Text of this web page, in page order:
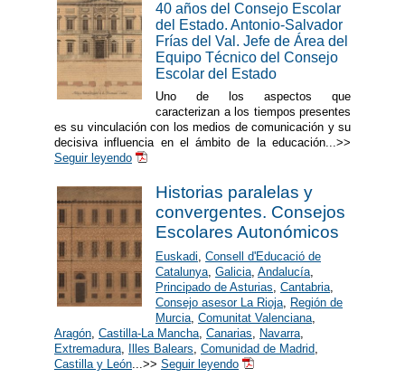
40 años del Consejo Escolar
del Estado. Antonio-Salvador
Frías del Val. Jefe de Área del
Equipo Técnico del Consejo
Escolar del Estado
Uno de los aspectos que
caracterizan a los tiempos presentes
es su vinculación con los medios de comunicación y su
decisiva influencia en el ámbito de la educación...>>
Seguir leyendo
Historias paralelas y
convergentes. Consejos
Escolares Autonómicos
Euskadi Consell d'Educació de
Catalunya Galicia Andalucía
Principado de Asturias Cantabria
Consejo asesor La Rioja Región de
Murcia Comunitat Valenciana
Aragón Castilla-La Mancha Canarias Navarra
Extremadura Illes Balears Comunidad de Madrid
Castilla y León ...>> Seguir leyendo